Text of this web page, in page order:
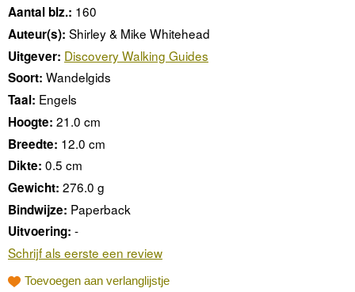
Aantal blz.: 160
Auteur(s): Shirley & Mike Whitehead
Uitgever: Discovery Walking Guides
Soort: Wandelgids
Taal: Engels
Hoogte: 21.0 cm
Breedte: 12.0 cm
Dikte: 0.5 cm
Gewicht: 276.0 g
Bindwijze: Paperback
Uitvoering: -
Schrijf als eerste een review
Toevoegen aan verlanglijstje